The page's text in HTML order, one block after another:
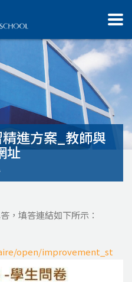
進方案_教師與
址
，填答連結如下所示：
open/improvement_st